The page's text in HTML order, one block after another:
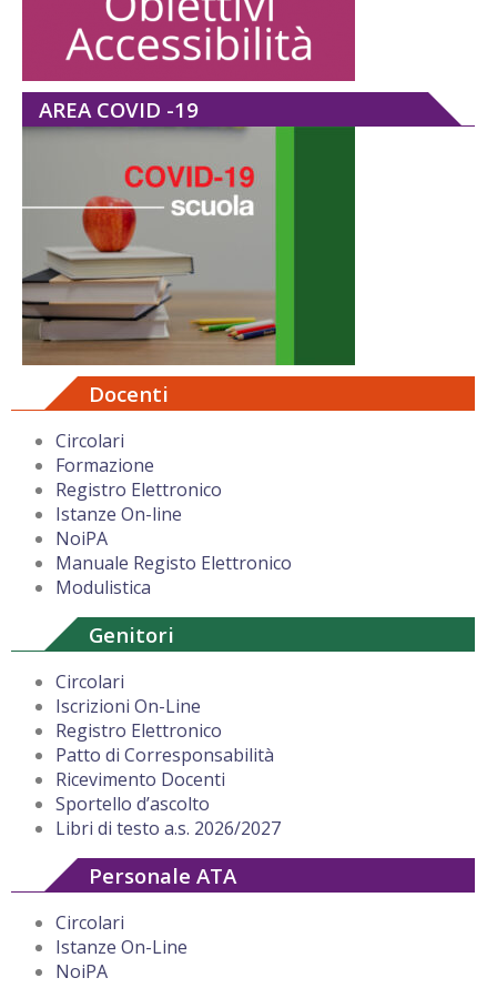
AREA COVID -19
Docenti
Circolari
Formazione
Registro Elettronico
Istanze On-line
NoiPA
Manuale Registo Elettronico
Modulistica
Genitori
Circolari
Iscrizioni On-Line
Registro Elettronico
Patto di Corresponsabilità
Ricevimento Docenti
Sportello d’ascolto
Libri di testo a.s. 2026/2027
Personale ATA
Circolari
Istanze On-Line
NoiPA